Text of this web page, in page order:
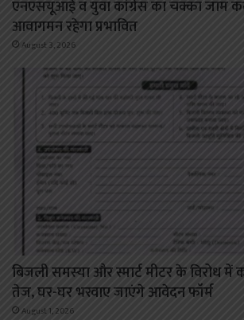
एनएसयूआई व युवा कांग्रेस का चक्का जाम
आवागमन रहेगा प्रभावित
August 3, 2026
बिजली समस्या और स्मार्ट मीटर के विरोध में
तेज, घर-घर भरवाए जाएंगे आवेदन फॉर्म
August 1, 2026